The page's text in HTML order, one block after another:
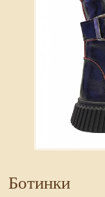
Ботинки